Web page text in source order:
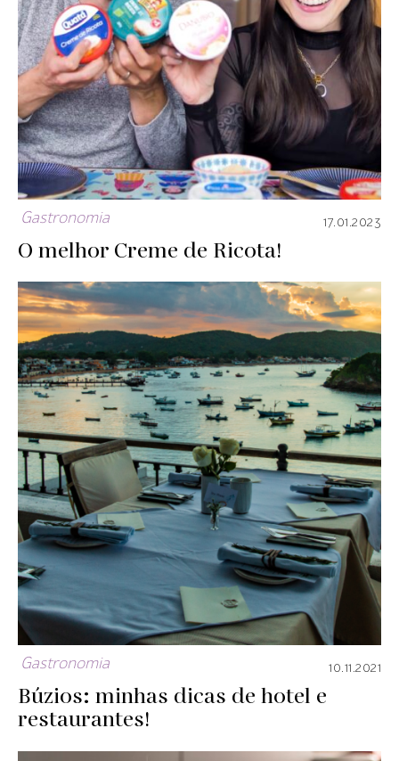
Gastronomia 17.01.2023
O melhor Creme de Ricota!
Gastronomia 10.11.2021
Búzios: minhas dicas de hotel e
restaurantes!